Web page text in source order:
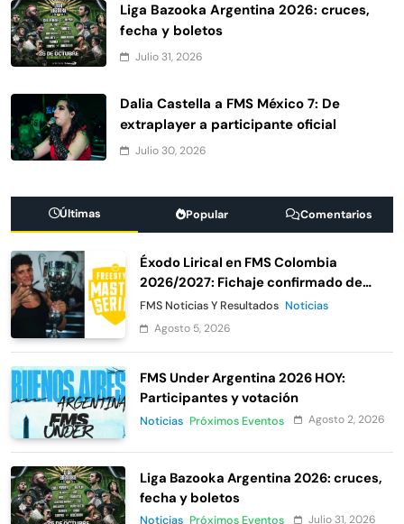
Liga Bazooka Argentina 2026: cruces,
fecha y boletos
Julio 31, 2026
Dalia Castella a FMS México 7: De
extraplayer a participante oficial
Julio 30, 2026
Últimas Popular Comentarios
Éxodo Lirical en FMS Colombia
2026/2027: Fichaje confirmado de
Urban Roosters
FMS Noticias Y Resultados Noticias
Agosto 5, 2026
FMS Under Argentina 2026 HOY:
Participantes y votación
Noticias Próximos Eventos Agosto 2, 2026
Liga Bazooka Argentina 2026: cruces,
fecha y boletos
Noticias Próximos Eventos Julio 31, 2026